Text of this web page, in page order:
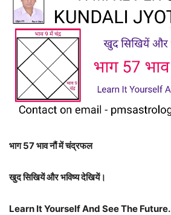
भाग 57 भाव नौं में चंद्रफल
खुद सिखियें और भविष्य देखियें।
Learn It Yourself And See The Future.